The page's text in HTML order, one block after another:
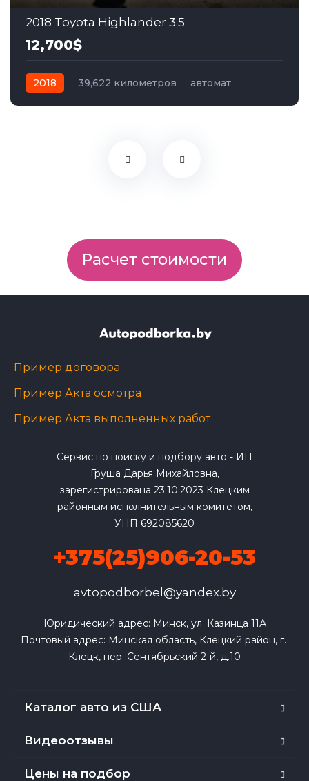
2018 Toyota Highlander 3.5
12,700$
2018 39,622 километров
автомат
Расчет стоимости
Пример договора
Пример Акта осмотра
Пример Акта выполненных работ
Сервис по поиску и подбору авто - ИП
Груша Дарья Михайловна,
зарегистрирована 23.10.2023 Клецким
районным исполнительным комитетом,
УНП 692085620
+375(25)906-20-53
avtopodborbel@yandex.by
Юридический адрес: Минск, ул. Казинца 11А
Почтовый адрес: Минская область, Клецкий район, г.
Клецк, пер. Сентябрьский 2-й, д.10
Каталог авто из США
Видеоотзывы
Цены на подбор